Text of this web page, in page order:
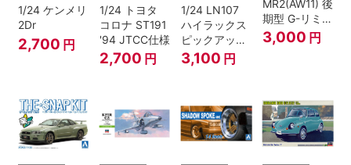
1/24 ケンメリ
2Dr
2,700 円
1/24 トヨタ
コロナ ST191
'94 JTCC仕様
2,700 円
1/24 LN107
ハイラックス
ピックアップ
ダブルキャブ
リフトアップ
3,100 円
MR2(AW11) 後
期型 G-リミテ
ッド スーパー
チャージャー
3,000 円